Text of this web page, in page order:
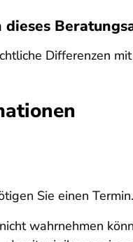
Differenzen
Sie einen
wahrnehmen